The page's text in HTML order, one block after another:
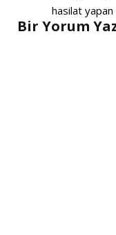
hasilat
Bir Yorum